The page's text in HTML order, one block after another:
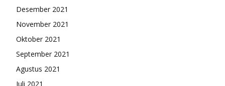
Desember 2021
November 2021
Oktober 2021
September 2021
Agustus 2021
Juli 2021